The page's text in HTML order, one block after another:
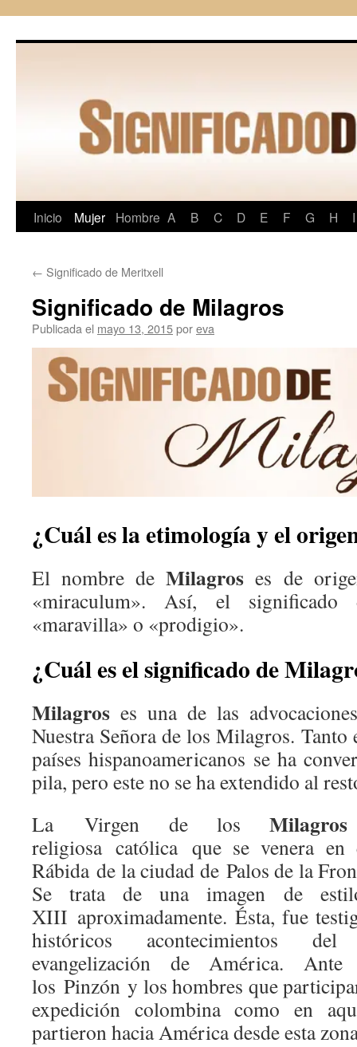
Inicio Mujer Hombre A B C D E F G H I
← Significado de Meritxell
Significado de Milagros
Publicada el mayo 13, 2015poreva
¿Cuál es la etimología y el
El nombre deMilagros es de
«miraculum». Así, el
«maravilla» o «prodigio».
¿Cuál es el significado de
Milagros es una de las
Nuestra Señora de los Milagros. Tanto
países hispanoamericanos se ha
pila, pero este no se ha extendido al
La Virgen de los Milagros
religiosa católica que se venera
Rábida de la ciudad de Palos de la
Se trata de una imagen de
XIII aproximadamente. Ésta, fue
históricos acontecimientos
evangelización de América.
los Pinzón y los hombres que
expedición colombina como en
partieron hacia América desde esta